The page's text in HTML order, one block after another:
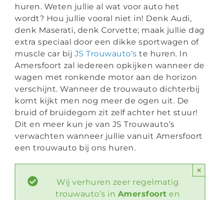
+31 6 223 921 69
info@jstrouwautos.nl
huren. Weten jullie al wat voor auto het
wordt? Hou jullie vooral niet in! Denk Audi,
denk Maserati, denk Corvette; maak jullie dag
extra speciaal door een dikke sportwagen of
muscle car bij JS Trouwauto’s te huren. In
Amersfoort zal iedereen opkijken wanneer de
wagen met ronkende motor aan de horizon
verschijnt. Wanneer de trouwauto dichterbij
komt kijkt men nog meer de ogen uit. De
bruid of bruidegom zit zelf achter het stuur!
Dit en meer kun je van JS Trouwauto’s
verwachten wanneer jullie vanuit Amersfoort
een trouwauto bij ons huren.
Wij verhuren zeer regelmatig
trouwauto’s in Amersfoort en
×